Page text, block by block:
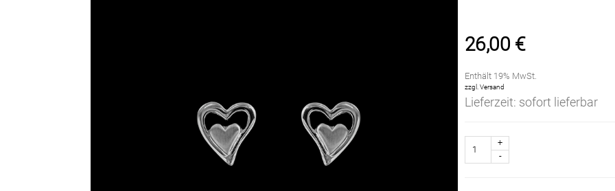
26,00 €
Enthält 19% MwSt.
zzgl. Versand
Lieferzeit: sofort lieferbar